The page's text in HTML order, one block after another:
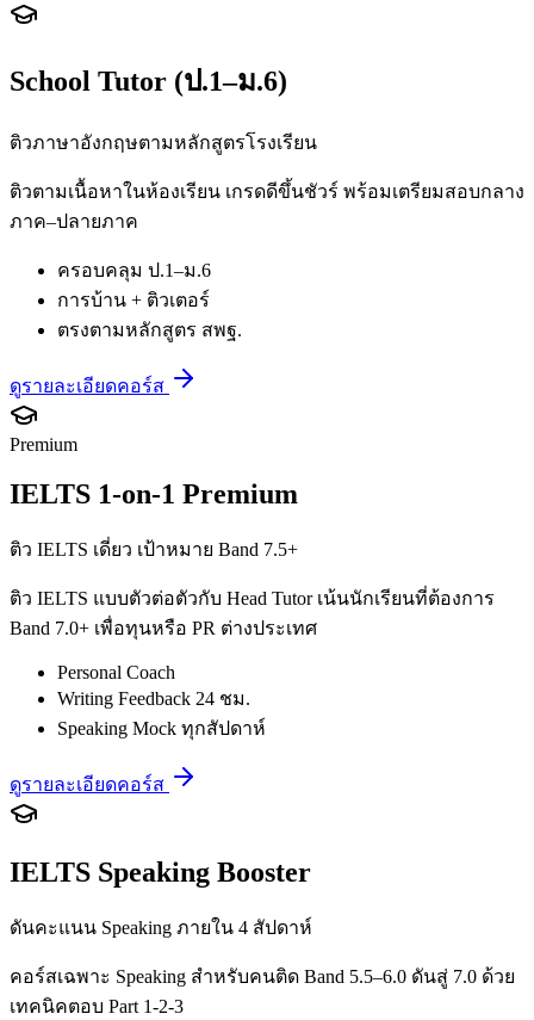
School Tutor (ป.1–ม.6)
ติวภาษาอังกฤษตามหลักสูตรโรงเรียน
ติวตามเนื้อหาในห้องเรียน เกรดดีขึ้นชัวร์ พร้อมเตรียมสอบกลาง
ภาค–ปลายภาค
ครอบคลุม ป.1–ม.6
การบ้าน + ติวเตอร์
ตรงตามหลักสูตร สพฐ.
ดูรายละเอียดคอร์ส
Premium
IELTS 1-on-1 Premium
ติว IELTS เดี่ยว เป้าหมาย Band 7.5+
ติว IELTS แบบตัวต่อตัวกับ Head Tutor เน้นนักเรียนที่ต้องการ
Band 7.0+ เพื่อทุนหรือ PR ต่างประเทศ
Personal Coach
Writing Feedback 24 ชม.
Speaking Mock ทุกสัปดาห์
ดูรายละเอียดคอร์ส
IELTS Speaking Booster
ดันคะแนน Speaking ภายใน 4 สัปดาห์
คอร์สเฉพาะ Speaking สำหรับคนติด Band 5.5–6.0 ดันสู่ 7.0 ด้วย
เทคนิคตอบ Part 1-2-3